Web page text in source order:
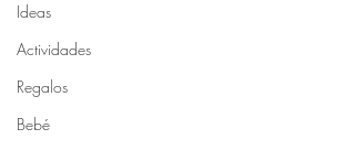
Ideas
Actividades
Regalos
Bebé